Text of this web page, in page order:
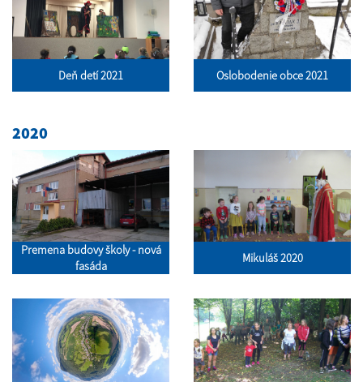
Deň detí 2021 Oslobodenie obce 2021
2020
Premena budovy školy - nová
fasáda
Mikuláš 2020